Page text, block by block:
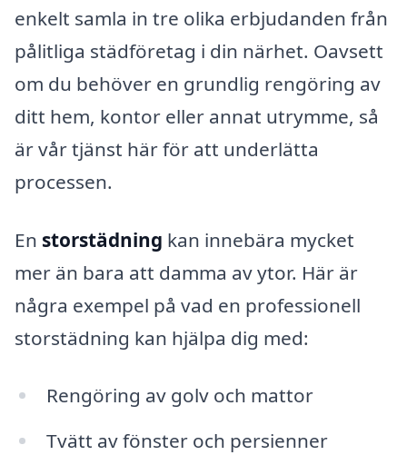
enkelt samla in tre olika erbjudanden från
pålitliga städföretag i din närhet. Oavsett
om du behöver en grundlig rengöring av
ditt hem, kontor eller annat utrymme, så
är vår tjänst här för att underlätta
processen.
En storstädning kan innebära mycket
mer än bara att damma av ytor. Här är
några exempel på vad en professionell
storstädning kan hjälpa dig med:
Rengöring av golv och mattor
Tvätt av fönster och persienner